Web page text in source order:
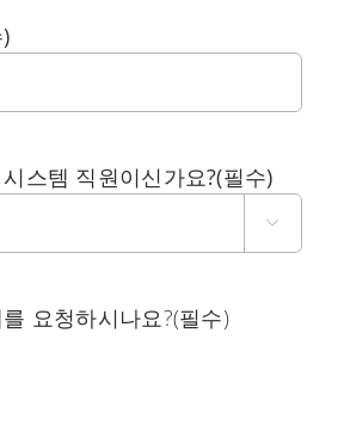
스템 직원이신가요?(필수)

요청하시나요?(필수)